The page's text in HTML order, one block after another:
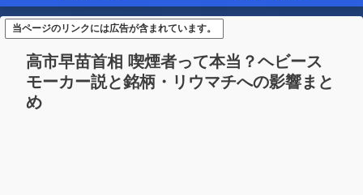
当ページのリンクには広告が含まれています。
高市早苗首相 喫煙者って本当？ヘビース
モーカー説と銘柄・リウマチへの影響まと
め